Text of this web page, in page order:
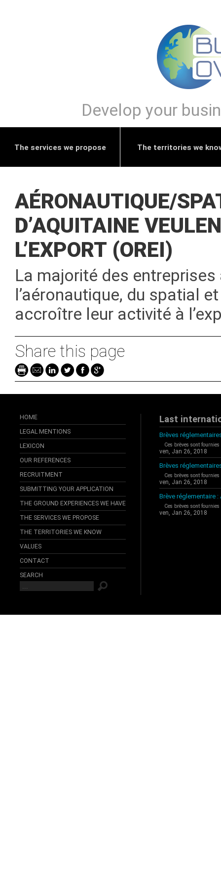
Develop your
The services we propose The territories we
AÉRONAUTIQUE/
D’AQUITAINE
L’EXPORT (OREI)
La majorité des
l’aéronautique, du spatial
accroître leur activité à
Share this page
HOME
LEGAL MENTIONS
LEXICON
OUR REFERENCES
RECRUITMENT
SUBMITTING YOUR APPLICATION
THE GROUND EXPERIENCES WE HAVE
THE SERVICES WE PROPOSE
THE TERRITORIES WE KNOW
VALUES
CONTACT
SEARCH
Last
Brèves
Ces brèves sont
ven, Jan 26, 2018
Brèves
Ces brèves sont
ven, Jan 26, 2018
Brève réglementaire :
Ces brèves sont
ven, Jan 26, 2018